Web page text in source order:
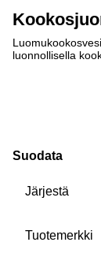
luonnollisella
Suodata
Järjestä
Tuotemerkki